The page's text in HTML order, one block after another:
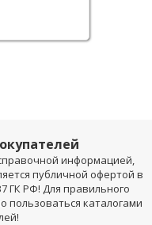
информацией,
публичной офертой в
ГК РФ! Для правильного
пользоваться каталогами